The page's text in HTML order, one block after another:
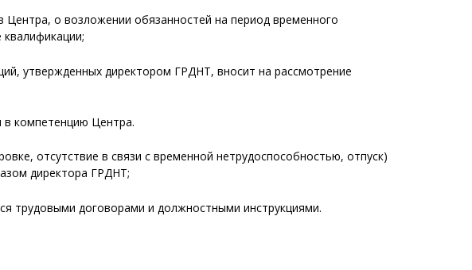
о возложении обязанностей на период временного
утвержденных директором ГРДНТ, вносит на рассмотрение
компетенцию Центра.
отсутствие в связи с временной нетрудоспособностью, отпуск)
директора ГРДНТ;
трудовыми договорами и должностными инструкциями.